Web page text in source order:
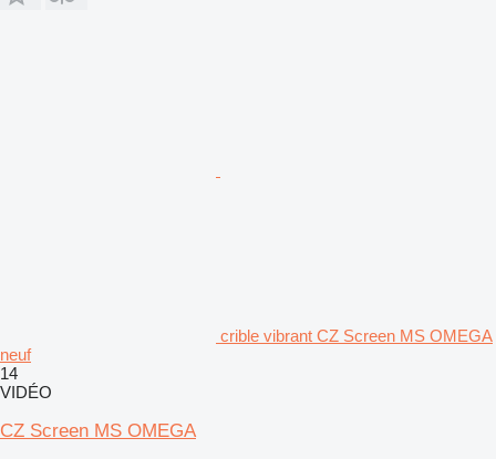
crible vibrant CZ Screen MS OMEGA
neuf
14
VIDÉO
CZ Screen MS OMEGA